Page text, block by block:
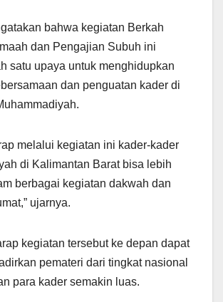
bahwa kegiatan Berkah
dan Pengajian Subuh ini
satu upaya untuk menghidupkan
dan penguatan kader di
melalui kegiatan ini kader-kader
di Kalimantan Barat bisa lebih
berbagai kegiatan dakwah dan
ujarnya.
kegiatan tersebut ke depan dapat
pemateri dari tingkat nasional
para kader semakin luas.